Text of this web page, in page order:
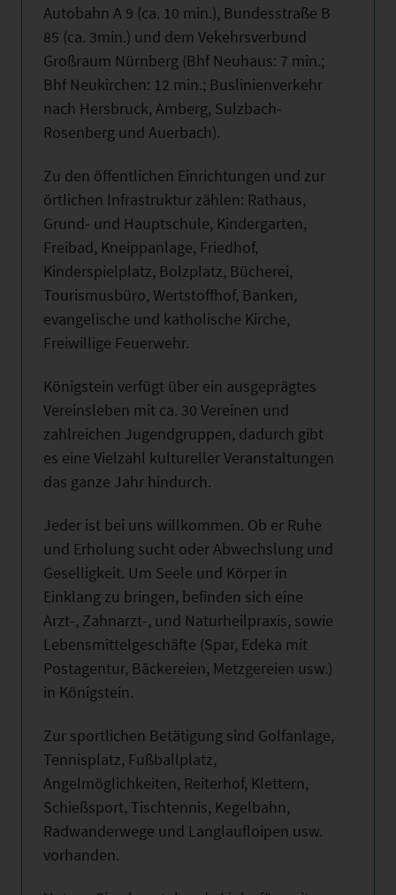
Autobahn A 9 (ca. 10 min.), Bundesstraße B
85 (ca. 3min.) und dem Vekehrsverbund
Großraum Nürnberg (Bhf Neuhaus: 7 min.;
Bhf Neukirchen: 12 min.; Buslinienverkehr
nach Hersbruck, Amberg, Sulzbach-
Rosenberg und Auerbach).
Zu den öffentlichen Einrichtungen und zur
örtlichen Infrastruktur zählen: Rathaus,
Grund- und Hauptschule, Kindergarten,
Freibad, Kneippanlage, Friedhof,
Kinderspielplatz, Bolzplatz, Bücherei,
Tourismusbüro, Wertstoffhof, Banken,
evangelische und katholische Kirche,
Freiwillige Feuerwehr.
Königstein verfügt über ein ausgeprägtes
Vereinsleben mit ca. 30 Vereinen und
zahlreichen Jugendgruppen, dadurch gibt
es eine Vielzahl kultureller Veranstaltungen
das ganze Jahr hindurch.
Jeder ist bei uns willkommen. Ob er Ruhe
und Erholung sucht oder Abwechslung und
Geselligkeit. Um Seele und Körper in
Einklang zu bringen, befinden sich eine
Arzt-, Zahnarzt-, und Naturheilpraxis, sowie
Lebensmittelgeschäfte (Spar, Edeka mit
Postagentur, Bäckereien, Metzgereien usw.)
in Königstein.
Zur sportlichen Betätigung sind Golfanlage,
Tennisplatz, Fußballplatz,
Angelmöglichkeiten, Reiterhof, Klettern,
Schießsport, Tischtennis, Kegelbahn,
Radwanderwege und Langlaufloipen usw.
vorhanden.